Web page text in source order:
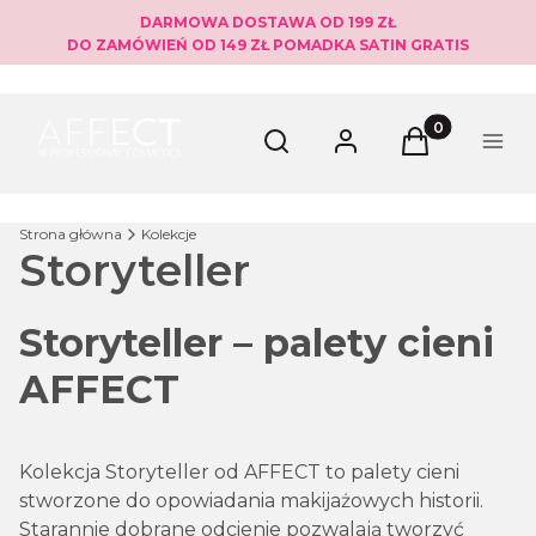
DARMOWA DOSTAWA OD 199 ZŁ
DO ZAMÓWIEŃ OD 149 ZŁ POMADKA SATIN GRATIS
Otwórz wyszukiwarkę
Szukaj Zaloguj sięProdukty w
Koszyk Menu
Strona główna Kolekcje
Storyteller
Storyteller – palety cieni
AFFECT
Kolekcja Storyteller od AFFECT to palety cieni
stworzone do opowiadania makijażowych historii.
Starannie dobrane odcienie pozwalają tworzyć